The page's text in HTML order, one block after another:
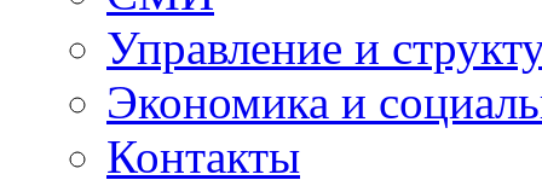
Управление и
Экономика и
Контакты